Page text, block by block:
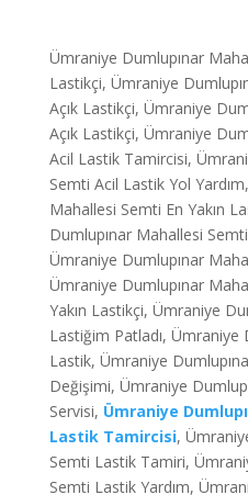
Ümraniye Dumlupınar
Lastikçi, Ümraniye
Açık Lastikçi, Ümraniye
Açık Lastikçi, Ümraniye
Acil Lastik Tamircisi,
Semti Acil Lastik Yol
Mahallesi Semti En Yakın
Dumlupınar Mahallesi
Ümraniye Dumlupınar
Ümraniye Dumlupınar
Yakın Lastikçi, Ümraniye
Lastiğim Patladı, Ümraniye
Lastik, Ümraniye
Değişimi, Ümraniye
Servisi, Ümraniye
Lastik Tamircisi,
Semti Lastik Tamiri,
Semti Lastik Yardım,